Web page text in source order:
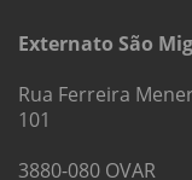
Externato São
Rua Ferreira
101
3880-080 OVAR